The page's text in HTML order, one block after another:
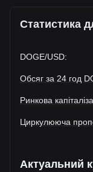
Статистика
DOGE/USD:
Обсяг за 24 год
Ринкова
Циркулююча
Актуальний